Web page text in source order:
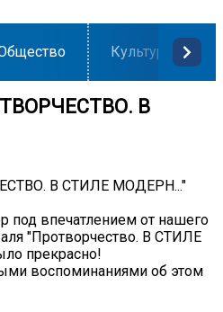
Культура
В
В СТИЛЕ МОДЕРН..."
под впечатлением от нашего
"Протворчество. В СТИЛЕ
прекрасно!
воспоминаниями об этом